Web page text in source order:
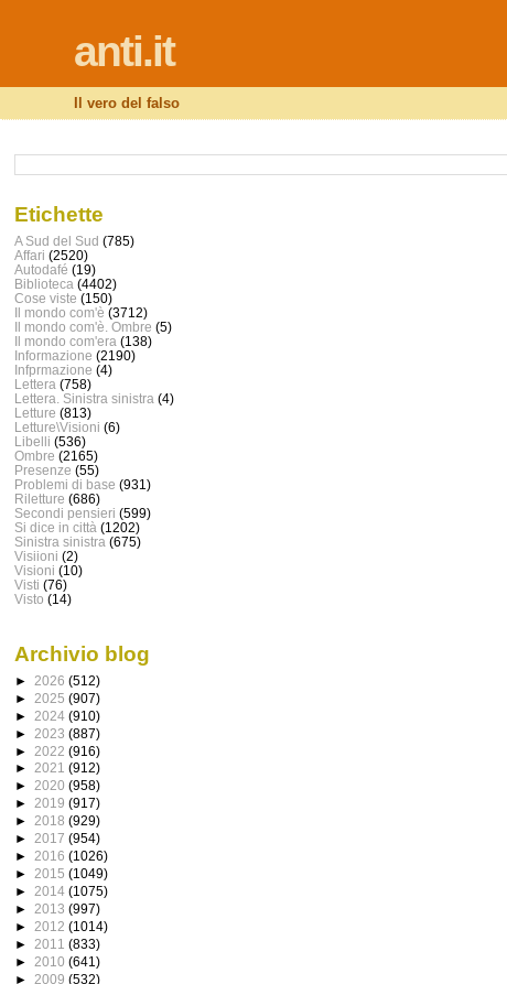
anti.it
Il vero del falso
Etichette
A Sud del Sud (785)
Affari (2520)
Autodafé (19)
Biblioteca (4402)
Cose viste (150)
Il mondo com'è (3712)
Il mondo com'è. Ombre (5)
Il mondo com'era (138)
Informazione (2190)
Infprmazione (4)
Lettera (758)
Lettera. Sinistra sinistra (4)
Letture (813)
Letture\Visioni (6)
Libelli (536)
Ombre (2165)
Presenze (55)
Problemi di base (931)
Riletture (686)
Secondi pensieri (599)
Si dice in città (1202)
Sinistra sinistra (675)
Visiioni (2)
Visioni (10)
Visti (76)
Visto (14)
Archivio blog
► 2026 (512)
► 2025 (907)
► 2024 (910)
► 2023 (887)
► 2022 (916)
► 2021 (912)
► 2020 (958)
► 2019 (917)
► 2018 (929)
► 2017 (954)
► 2016 (1026)
► 2015 (1049)
► 2014 (1075)
► 2013 (997)
► 2012 (1014)
► 2011 (833)
► 2010 (641)
► 2009 (532)